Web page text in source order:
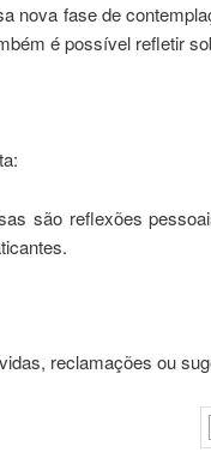
nova fase de
é possível refletir
são reflexões
reclamações ou